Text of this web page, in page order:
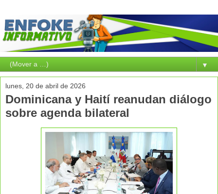
▼
lunes, 20 de abril de 2026
Dominicana y Haití reanudan diálogo
sobre agenda bilateral